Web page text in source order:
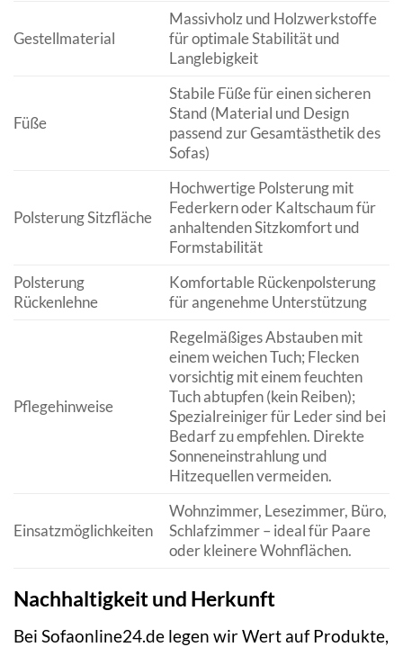
Gestellmaterial
Massivholz und Holzwerkstoffe
für optimale Stabilität und
Langlebigkeit
Füße
Stabile Füße für einen sicheren
Stand (Material und Design
passend zur Gesamtästhetik des
Sofas)
Polsterung Sitzfläche
Hochwertige Polsterung mit
Federkern oder Kaltschaum für
anhaltenden Sitzkomfort und
Formstabilität
Polsterung
Rückenlehne
Komfortable Rückenpolsterung
für angenehme Unterstützung
Pflegehinweise
Regelmäßiges Abstauben mit
einem weichen Tuch; Flecken
vorsichtig mit einem feuchten
Tuch abtupfen (kein Reiben);
Spezialreiniger für Leder sind bei
Bedarf zu empfehlen. Direkte
Sonneneinstrahlung und
Hitzequellen vermeiden.
Einsatzmöglichkeiten
Wohnzimmer, Lesezimmer, Büro,
Schlafzimmer – ideal für Paare
oder kleinere Wohnflächen.
Nachhaltigkeit und Herkunft
Bei Sofaonline24.de legen wir Wert auf Produkte,